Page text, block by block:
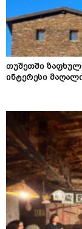
თუშეთში
ინტერესი